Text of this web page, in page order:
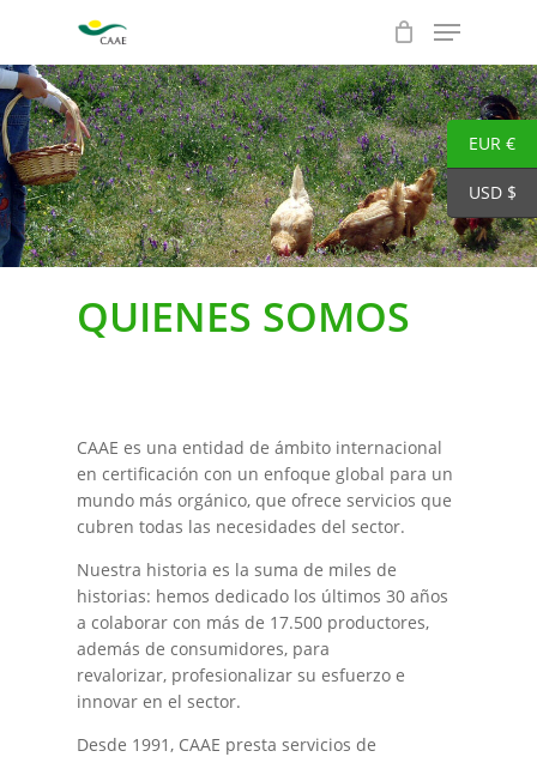
main
content
Menu
QUIENES SOMOS
CAAE es una entidad de ámbito internacional
en certificación con un enfoque global para un
mundo más orgánico, que ofrece servicios que
cubren todas las necesidades del sector.
Nuestra historia es la suma de miles de
historias: hemos dedicado los últimos 30 años
a colaborar con más de 17.500 productores,
además de consumidores, para
revalorizar, profesionalizar su esfuerzo e
innovar en el sector.
Desde 1991, CAAE presta servicios de
Close
Menu
EUR €
USD $